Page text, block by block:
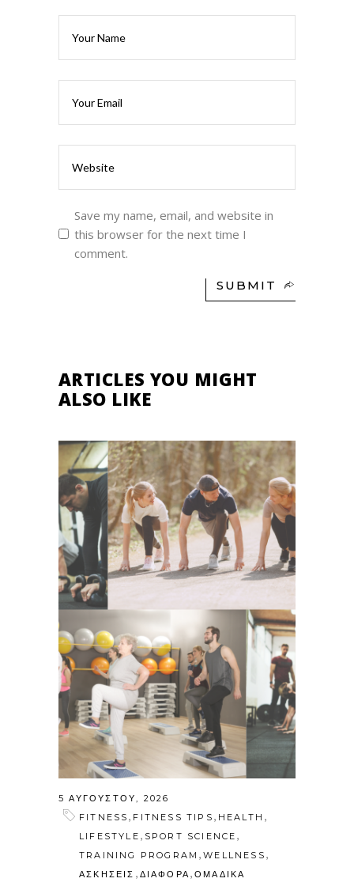
Save my name, email, and website in
this browser for the next time I
comment.
SUBMIT
ARTICLES YOU MIGHT
ALSO LIKE
5 ΑΥΓΟΎΣΤΟΥ, 2026
FITNESS , FITNESS TIPS , HEALTH ,
LIFESTYLE , SPORT SCIENCE ,
TRAINING PROGRAM ,WELLNESS ,
ΑΣΚΗΣΕΙΣ , ΔΙΑΦΟΡΑ ,ΟΜΑΔΙΚΑ